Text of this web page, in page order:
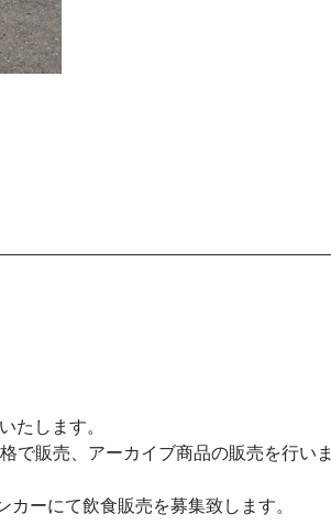
たします。
で販売、アーカイブ商品の販売を行いま
ーにて飲食販売を募集致します。